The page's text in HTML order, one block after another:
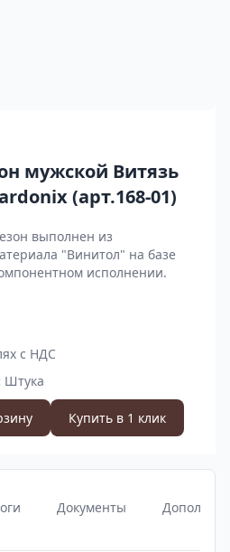
мужской Витязь
(арт.168-01)
выполнен из
"Винитол" на базе
исполнении.
с НДС
Штука
Купить в 1 клик
Документы